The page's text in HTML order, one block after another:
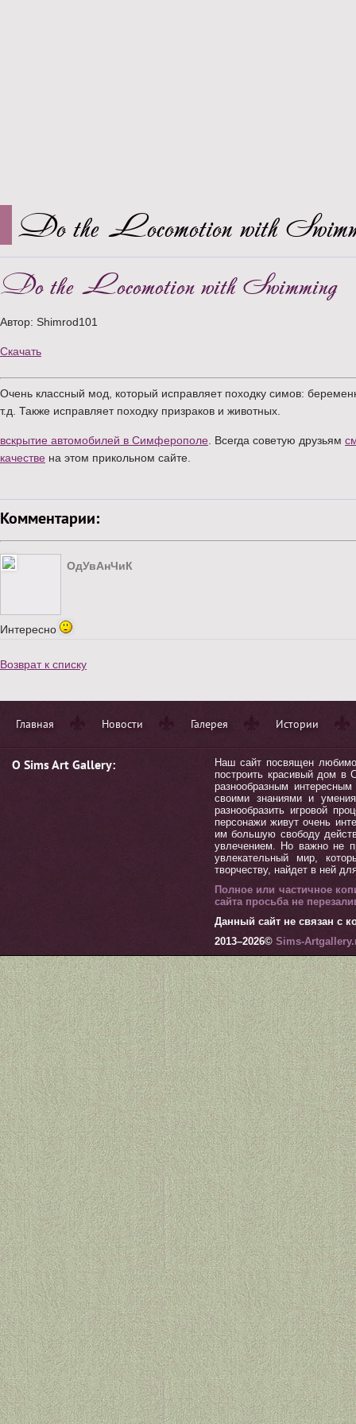
Do the Locomotion with
Do the Locomotion with Swimming
Автор: Shimrod101
Скачать
Очень классный мод, который исправляет походку симов:
т.д. Также исправляет походку призраков и животных.
вскрытие автомобилей в Симферополе . Всегда советую друзьям
качестве на этом прикольном сайте.
Комментарии:
ОдУвАнЧиК
Интересно
Возврат к списку
Главная Новости Галерея Истории
О Sims Art Gallery:
Наш сайт посвящен
построить красивый дом в
разнообразным
своими знаниями и
разнообразить игровой
персонажи живут очень
им большую свободу
увлечением. Но важно не
увлекательный мир,
творчеству, найдет в ней
Полное или частичное
сайта просьба не
Данный сайт не связан с
2013–2026© Sims-